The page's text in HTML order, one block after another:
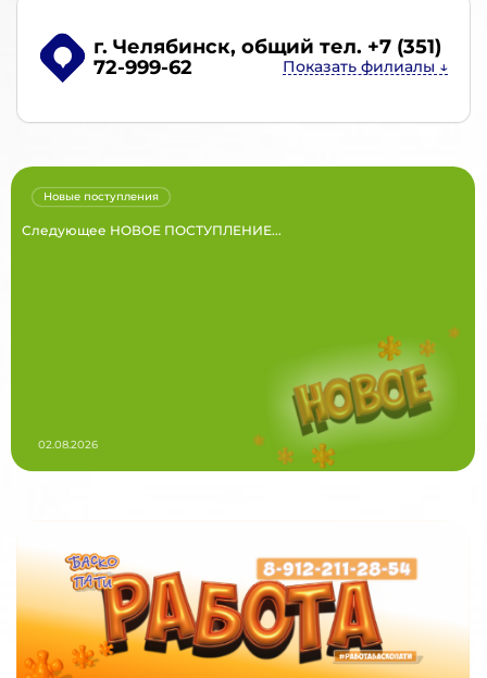
г. Челябинск, общий тел. +7 (351)
72-999-62
Следующее НОВОЕ ПОСТУПЛЕНИЕ...
Новые поступления
02.08.2026